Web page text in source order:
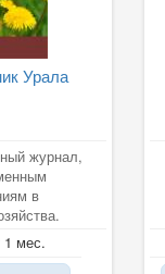
Урала
журнал,
в
1 мес.